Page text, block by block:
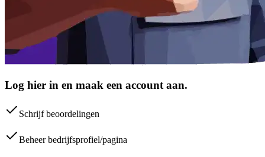
Log hier in en maak een account aan.
Schrijf beoordelingen
Beheer bedrijfsprofiel/pagina